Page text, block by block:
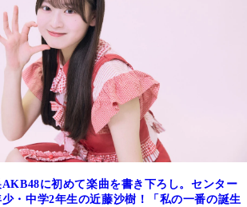
に初めて楽曲を書き下ろし。センター
・中学2年生の近藤沙樹！「私の一番の誕生